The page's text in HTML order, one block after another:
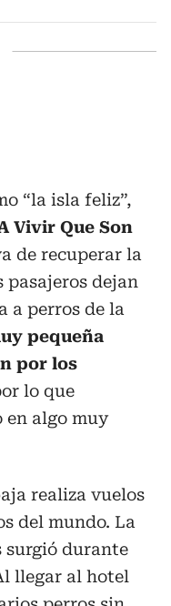
“la isla feliz”,
Vivir Que Son
de recuperar la
pasajeros dejan
a perros de la
pequeña
por los
lo que
en algo muy
realiza vuelos
del mundo. La
surgió durante
llegar al hotel